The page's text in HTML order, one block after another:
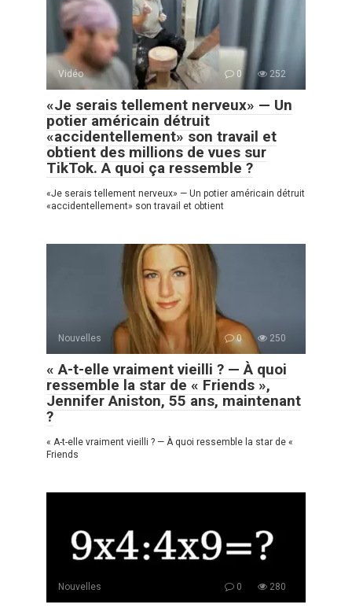
Vidéo 0 252
«Je serais tellement nerveux» — Un
potier américain détruit
«accidentellement» son travail et
obtient des millions de vues sur
TikTok. A quoi ça ressemble ?
«Je serais tellement nerveux» — Un potier américain détruit
«accidentellement» son travail et obtient
Nouvelles 0 250
« A-t-elle vraiment vieilli ? — À quoi
ressemble la star de « Friends »,
Jennifer Aniston, 55 ans, maintenant
?
« A-t-elle vraiment vieilli ? — À quoi ressemble la star de «
Friends
Nouvelles 0 280